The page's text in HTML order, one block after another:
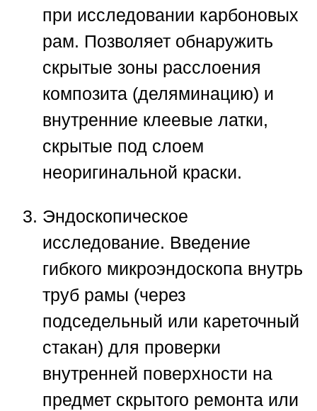
при исследовании карбоновых
рам. Позволяет обнаружить
скрытые зоны расслоения
композита (деляминацию) и
внутренние клеевые латки,
скрытые под слоем
неоригинальной краски.
Эндоскопическое
исследование. Введение
гибкого микроэндоскопа внутрь
труб рамы (через
подседельный или кареточный
стакан) для проверки
внутренней поверхности на
предмет скрытого ремонта или